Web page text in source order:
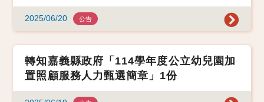
2025/06/20 公告
轉知嘉義縣政府「114學年度公立幼兒園加
置照顧服務人力甄選簡章」1份